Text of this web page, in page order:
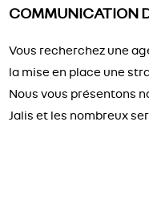
COMMUNICATION
Vous recherchez une
la mise en place une
Nous vous présentons
Jalis et les nombreux